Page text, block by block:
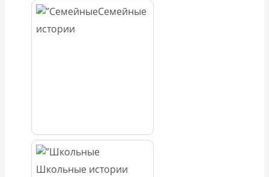
Семейные
истории
Школьные истории